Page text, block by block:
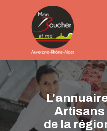
Artisans
de la